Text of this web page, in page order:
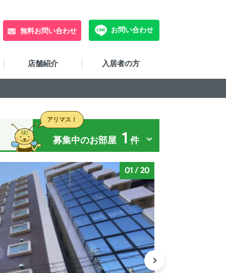
無料お問い合わせ お問い合わせ
店舗紹介 入居者の方
募集中のお部屋 1 件
アリマス！
01 /20